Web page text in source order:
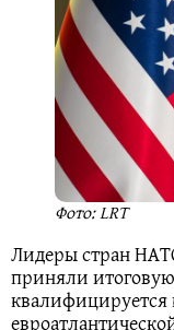
Фото: LRT
Лидеры стран
приняли
квалифицируется